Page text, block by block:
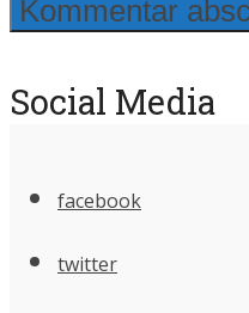
Social Media
facebook
twitter